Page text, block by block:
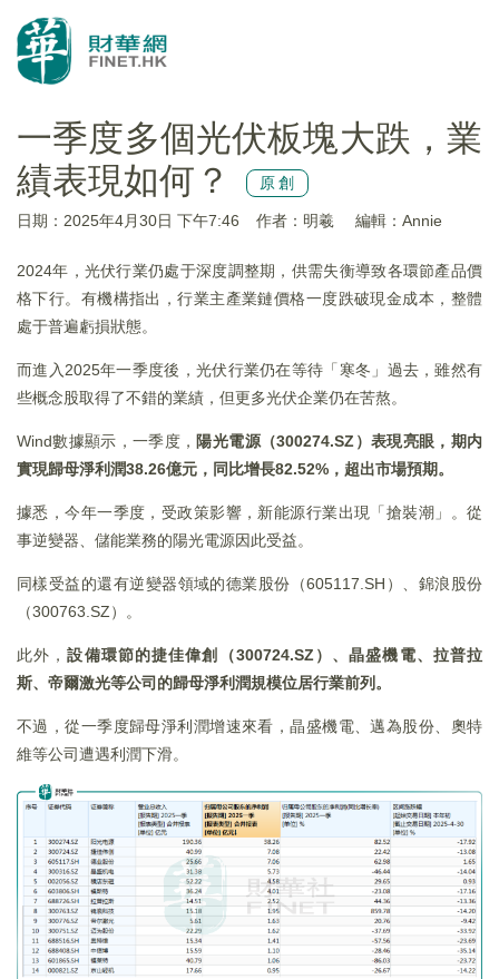
一季度多個光伏板塊大跌，業
績表現如何？
原創
日期：2025年4月30日 下午7:46 作者：明羲 編輯：Annie
2024年，光伏行業仍處于深度調整期，供需失衡導致各環節產品價
格下行。有機構指出，行業主產業鏈價格一度跌破現金成本，整體
處于普遍虧損狀態。
而進入2025年一季度後，光伏行業仍在等待「寒冬」過去，雖然有
些概念股取得了不錯的業績，但更多光伏企業仍在苦熬。
Wind數據顯示，一季度， 陽光電源（300274.SZ ）表現亮眼，期内
實現歸母淨利潤38.26億元，同比增長82.52% ，超出市場預期。
據悉，今年一季度，受政策影響，新能源行業出現「搶裝潮」。從
事逆變器、儲能業務的陽光電源因此受益。
同樣受益的還有逆變器領域的德業股份（605117.SH）、錦浪股份
（300763.SZ）。
此外，設備環節的捷佳偉創（300724.SZ ）、晶盛機電、拉普拉
斯、帝爾激光等公司的歸母淨利潤規模位居行業前列。
不過，從一季度歸母淨利潤增速來看，晶盛機電、邁為股份、奧特
維等公司遭遇利潤下滑。